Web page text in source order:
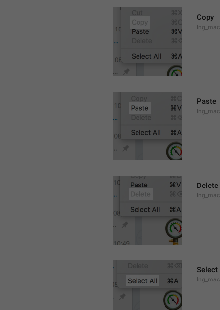
Copy
Paste
Delete
Select